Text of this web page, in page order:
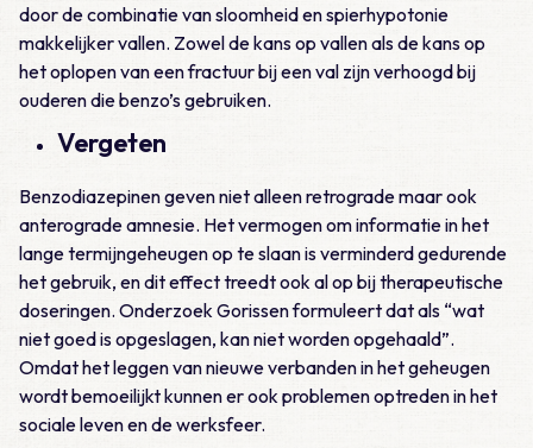
door de combinatie van sloomheid en spierhypotonie
makkelijker vallen. Zowel de kans op vallen als de kans op
het oplopen van een fractuur bij een val zijn verhoogd bij
ouderen die benzo’s gebruiken.
Vergeten
Benzodiazepinen geven niet alleen retrograde maar ook
anterograde amnesie. Het vermogen om informatie in het
lange termijngeheugen op te slaan is verminderd gedurende
het gebruik, en dit effect treedt ook al op bij therapeutische
doseringen. Onderzoek Gorissen formuleert dat als “wat
niet goed is opgeslagen, kan niet worden opgehaald”.
Omdat het leggen van nieuwe verbanden in het geheugen
wordt bemoeilijkt kunnen er ook problemen optreden in het
sociale leven en de werksfeer.